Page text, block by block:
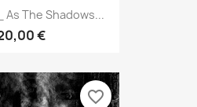
As The Shadows...
€
favorite_border